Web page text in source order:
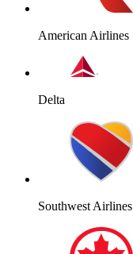
American Airlines
Delta
Southwest Airlines